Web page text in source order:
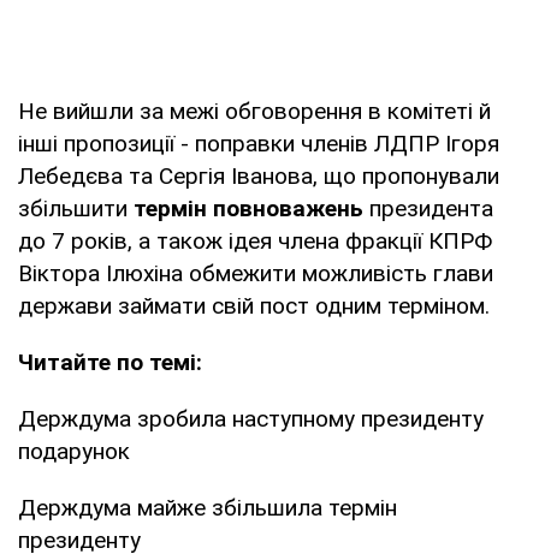
Не вийшли за межі обговорення в комітеті й
інші пропозиції - поправки членів ЛДПР Ігоря
Лебедєва та Сергія Іванова, що пропонували
збільшити термін повноважень президента
до 7 років, а також ідея члена фракції КПРФ
Віктора Ілюхіна обмежити можливість глави
держави займати свій пост одним терміном.
Читайте по темі:
Держдума зробила наступному президенту
подарунок
Держдума майже збільшила термін
президенту